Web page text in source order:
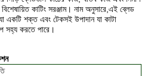
কাটিং সরঞ্জাম। নাম অনুসারে,এই ব্লেড
একটি শক্ত এবং টেকসই উপাদান যা কাটা
সহ্য করতে পারে।